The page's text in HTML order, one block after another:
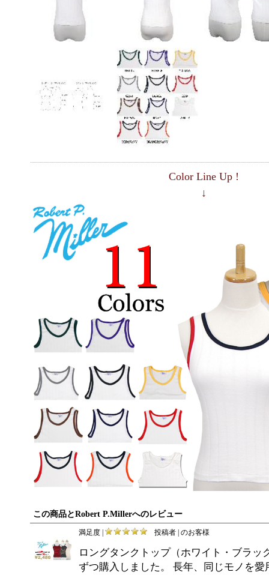
Color Line Up !
↓
この商品とRobert P.Millerへのレビュー
満足度 | 投稿者 | のお客様
ロングタンクトップ（ホワイト・ブラッ
ずつ購入しました。 長年、同じモノを